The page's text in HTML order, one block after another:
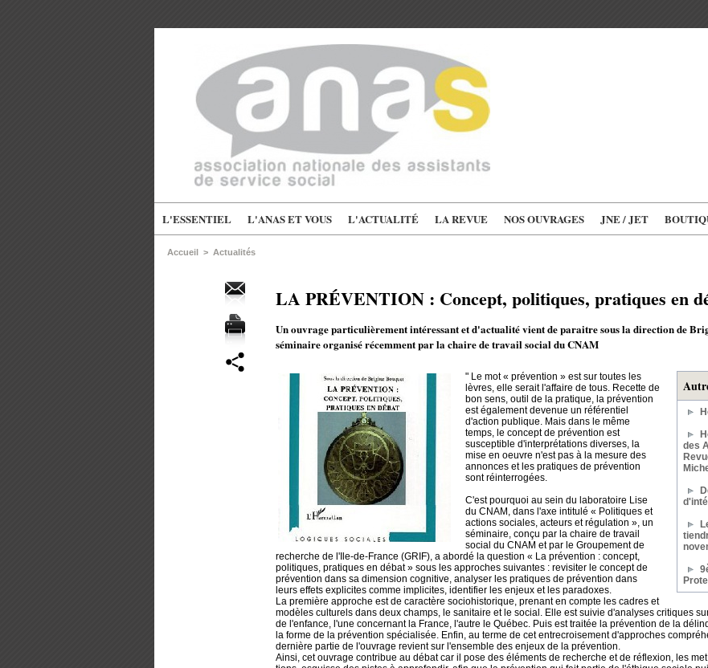
L'ESSENTIEL L'ANAS ET VOUS L'ACTUALITÉ LA REVUE NOS OUVRAGES JNE / JET
Accueil > Actualités
LA PRÉVENTION : Concept, politiques, pratiques en
Un ouvrage particulièrement intéressant et d'actualité vient de paraitre sous la direction de
séminaire organisé récemment par la chaire de travail social du CNAM
des
" Le mot « prévention » est sur toutes les
lèvres, elle serait l'affaire de tous. Recette de
bon sens, outil de la pratique, la prévention
est également devenue un référentiel
d'action publique. Mais dans le même
temps, le concept de prévention est
susceptible d'interprétations diverses, la
mise en oeuvre n'est pas à la mesure des
annonces et les pratiques de prévention
sont réinterrogées.
C'est pourquoi au sein du laboratoire Lise
du CNAM, dans l'axe inti­tulé « Politiques et
actions sociales, acteurs et régulation », un
séminaire, conçu par la chaire de travail
social du CNAM et par le Groupement de
recherche de l'Ile-de-France (GRIF), a abordé la question « La préven­tion : concept,
politiques, pratiques en débat » sous les approches sui­vantes : revisiter le concept de
prévention dans sa dimension cognitive, analyser les pratiques de prévention dans
leurs effets explicites comme implicites, identifier les enjeux et les paradoxes.
La première approche est de caractère sociohistorique, prenant en compte les cadres et
modèles culturels dans deux champs, le sanitaire et le social. Elle est suivie d'analyses critiques
de l'enfance, l'une concernant la France, l'autre le Québec. Puis est traitée la prévention de la
la forme de la prévention spécialisée. Enfin, au terme de cet entre­croisement d'approches
dernière partie de l'ouvrage revient sur l'ensemble des enjeux de la pré­vention.
Ainsi, cet ouvrage contribue au débat car il pose des éléments de recherche et de réflexion, les